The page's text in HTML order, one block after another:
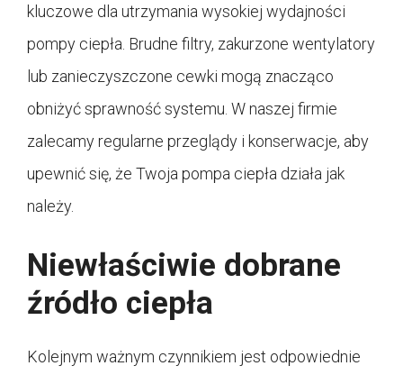
kluczowe dla utrzymania wysokiej wydajności
pompy ciepła. Brudne filtry, zakurzone wentylatory
lub zanieczyszczone cewki mogą znacząco
obniżyć sprawność systemu. W naszej firmie
zalecamy regularne przeglądy i konserwacje, aby
upewnić się, że Twoja pompa ciepła działa jak
należy.
Niewłaściwie dobrane
źródło ciepła
Kolejnym ważnym czynnikiem jest odpowiednie